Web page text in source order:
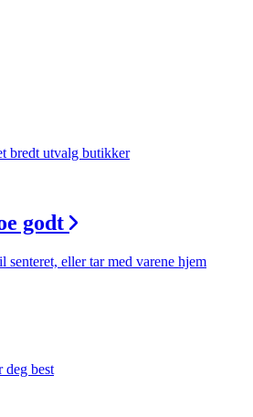
bredt utvalg butikker
godt
senteret, eller tar med varene hjem
deg best